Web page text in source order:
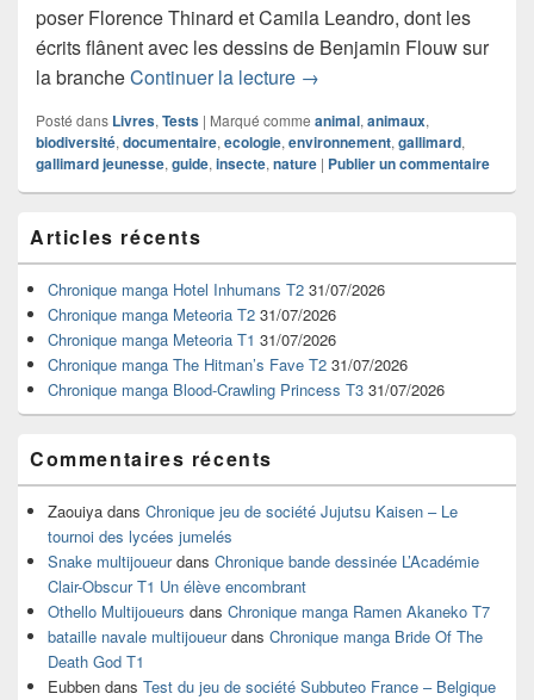
poser Florence Thinard et Camila Leandro, dont les
écrits flânent avec les dessins de Benjamin Flouw sur
la brancheContinuer la lecture Chronique livre
→
Posté dans Livres, Tests | Marqué comme animal, animaux,
biodiversité, documentaire, ecologie, environnement, gallimard,
gallimard jeunesse, guide, insecte, nature | Publier un commentaire
principale
de
widget
pour
barre
latérale
Articles récents
Chronique manga Hotel Inhumans T2 31/07/2026
Chronique manga Meteoria T2 31/07/2026
Chronique manga Meteoria T1 31/07/2026
Chronique manga The Hitman’s Fave T2 31/07/2026
Chronique manga Blood-Crawling Princess T3 31/07/2026
Commentaires récents
Zaouiya dans Chronique jeu de société Jujutsu Kaisen – Le
tournoi des lycées jumelés
Snake multijoueurdans Chronique bande dessinée L’Académie
Clair-Obscur T1 Un élève encombrant
Othello Multijoueurs dans Chronique manga Ramen Akaneko T7
bataille navale multijoueurdans Chronique manga Bride Of The
Death God T1
Eubben dans Test du jeu de société Subbuteo France – Belgique